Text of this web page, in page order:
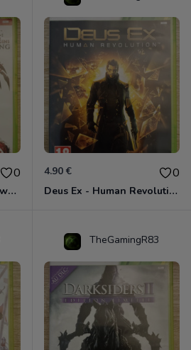
0
Dragon Age Origins - Awakening Xbox 360
4.90 € 0
Deus Ex - Human Revolution Xbox 360
TheGamingR83